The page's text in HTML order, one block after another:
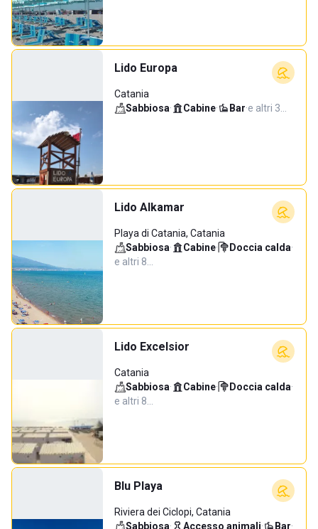
Lido Europa
Catania
Sabbiosa· Cabine· Bar·e altri 3…
Lido Alkamar
Playa di Catania, Catania
Sabbiosa· Cabine· Doccia calda·
e altri 8…
Lido Excelsior
Catania
Sabbiosa· Cabine· Doccia calda·
e altri 8…
Blu Playa
Riviera dei Ciclopi, Catania
Sabbiosa· Accesso animali· Bar·